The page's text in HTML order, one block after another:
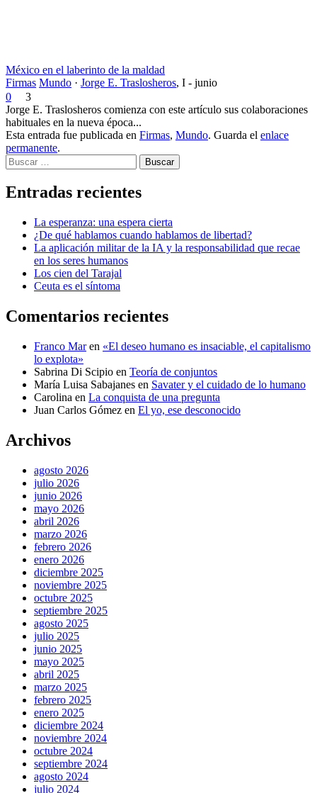
México en el laberinto de la maldad
Firmas Mundo · Jorge E. Traslosheros, I - junio
0
3
Jorge E. Traslosheros comienza con este artículo sus colaboraciones
habituales en la nueva época...
Esta entrada fue publicada en Firmas, Mundo. Guarda el enlace
permanente.
Buscar
Entradas recientes
La esperanza: una espera cierta
¿De qué hablamos cuando hablamos de libertad?
La aplicación militar de la IA y la responsabilidad que recae
en los seres humanos
Los cien del Tarajal
Ceuta es el síntoma
Comentarios recientes
Franco Maren «El deseo humano es insaciable, el capitalismo
lo explota»
Sabrina Di Scipio en Teoría de conjuntos
María Luisa Sabajanes en Savater y el cuidado de lo humano
Carolina en La conquista de una pregunta
Juan Carlos Gómez en El yo, ese desconocido
Archivos
agosto 2026
julio 2026
junio 2026
mayo 2026
abril 2026
marzo 2026
febrero 2026
enero 2026
diciembre 2025
noviembre 2025
octubre 2025
septiembre 2025
agosto 2025
julio 2025
junio 2025
mayo 2025
abril 2025
marzo 2025
febrero 2025
enero 2025
diciembre 2024
noviembre 2024
octubre 2024
septiembre 2024
agosto 2024
julio 2024